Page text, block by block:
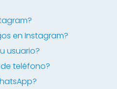
en Instagram?
usuario?
teléfono?